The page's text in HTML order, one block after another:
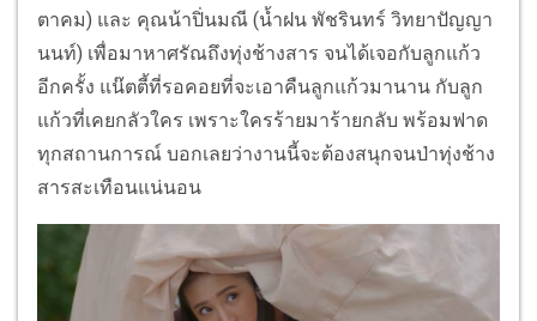
ตาคม) และ คุณน้าปิ่นมณี (น้ำฝน พัชรินทร์ วิทยาปัญญา
นนท์) เพื่อมาหาศรัณถึงทุ่งช้างสาร จนได้เจอกับลูกแก้ว
อีกครั้ง แน๊ตตี้ที่รอคอยที่จะเอาคืนลูกแก้วมานาน กับลูก
แก้วที่เคยกลัวใคร เพราะใครร้ายมาร้ายกลับ พร้อมฟาด
ทุกสถานการณ์ บอกเลยว่างานนี้จะต้องสนุกจนป่าทุ่งช้าง
สารสะเทือนแน่นอน